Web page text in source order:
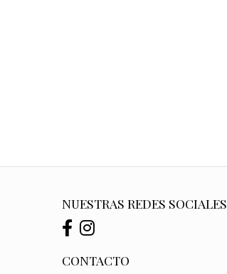
NUESTRAS REDES SOCIALES
CONTACTO